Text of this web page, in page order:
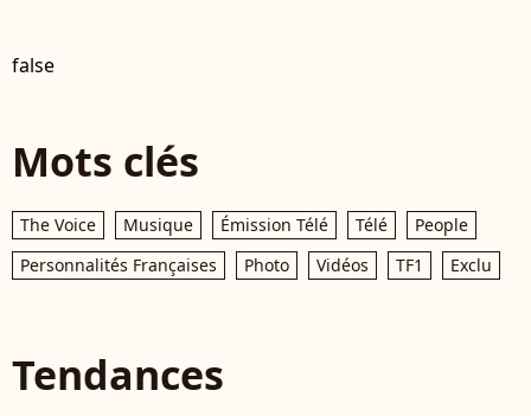
false
Mots clés
The Voice Musique Émission Télé Télé
People
Personnalités Françaises
Photo Vidéos TF1 Exclu
Tendances